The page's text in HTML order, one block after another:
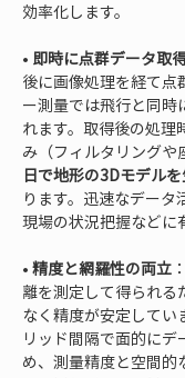
• 即時に点群データ取
後に画像処理を経て点
ー測量では飛行と同時
れます。取得後の処理
み（フィルタリングや
日で地形の3Dモデル
ります。迅速なデー
• 精度と網羅性の両立
離を測定して得られる
なく精度が安定して
リッド間隔で面的にデ
め、測量精度と空間的